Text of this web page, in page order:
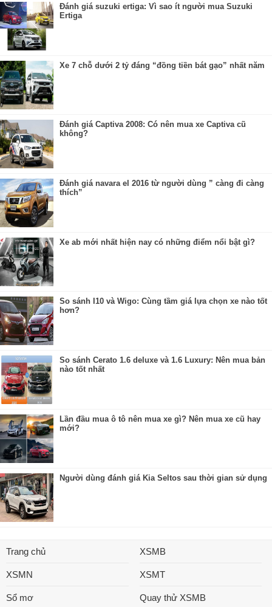
Đánh giá suzuki ertiga: Vì sao ít người mua Suzuki
Ertiga
Xe 7 chỗ dưới 2 tỷ đáng “đồng tiền bát gạo” nhất năm
Đánh giá Captiva 2008: Có nên mua xe Captiva cũ
không?
Đánh giá navara el 2016 từ người dùng ” càng đi càng
thích”
Xe ab mới nhất hiện nay có những điểm nổi bật gì?
So sánh I10 và Wigo: Cùng tầm giá lựa chọn xe nào tốt
hơn?
So sánh Cerato 1.6 deluxe và 1.6 Luxury: Nên mua bản
nào tốt nhất
Lần đầu mua ô tô nên mua xe gì? Nên mua xe cũ hay
mới?
Người dùng đánh giá Kia Seltos sau thời gian sử dụng
Trang chủ XSMB
XSMN XSMT
Sổ mơ Quay thử XSMB